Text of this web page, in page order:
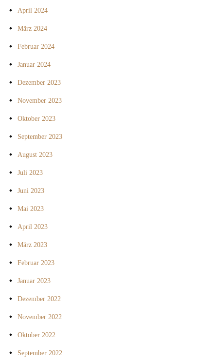
April 2024
März 2024
Februar 2024
Januar 2024
Dezember 2023
November 2023
Oktober 2023
September 2023
August 2023
Juli 2023
Juni 2023
Mai 2023
April 2023
März 2023
Februar 2023
Januar 2023
Dezember 2022
November 2022
Oktober 2022
September 2022